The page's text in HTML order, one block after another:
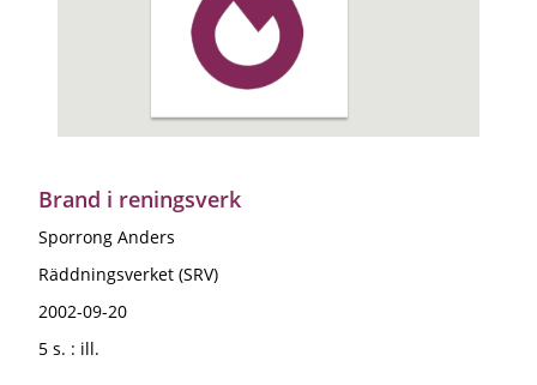
Brand i reningsverk
Sporrong Anders
Räddningsverket (SRV)
2002-09-20
5 s. : ill.